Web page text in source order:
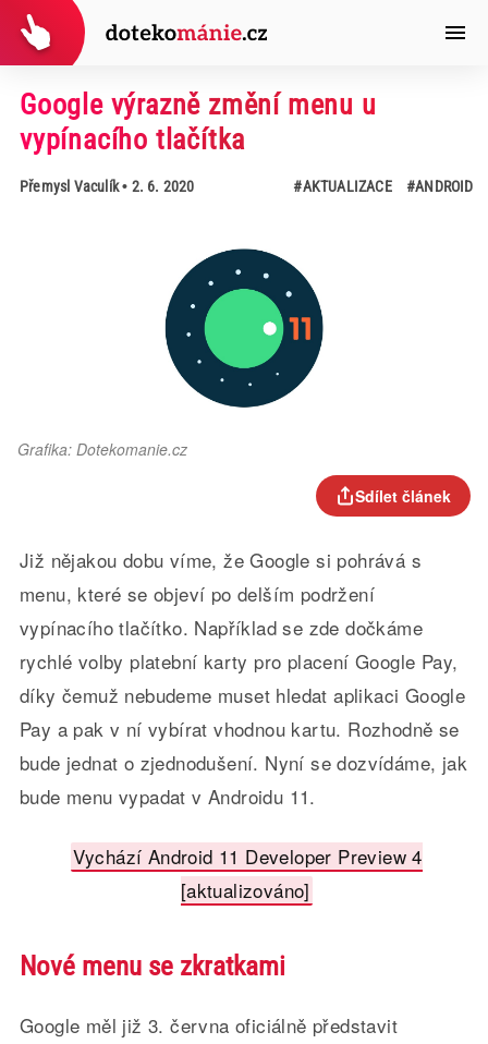
Google výrazně změní menu u
vypínacího tlačítka
Přemysl Vaculík• 2. 6. 2020 #AKTUALIZACE #ANDROID
Grafika: Dotekomanie.cz
Sdílet článek
Již nějakou dobu víme, že Google si pohrává s
menu, které se objeví po delším podržení
vypínacího tlačítko. Například se zde dočkáme
rychlé volby platební karty pro placení Google Pay,
díky čemuž nebudeme muset hledat aplikaci Google
Pay a pak v ní vybírat vhodnou kartu. Rozhodně se
bude jednat o zjednodušení. Nyní se dozvídáme, jak
bude menu vypadat v Androidu 11.
Vychází Android 11 Developer Preview 4
[aktualizováno]
Nové menu se zkratkami
Google měl již 3. června oficiálně představit